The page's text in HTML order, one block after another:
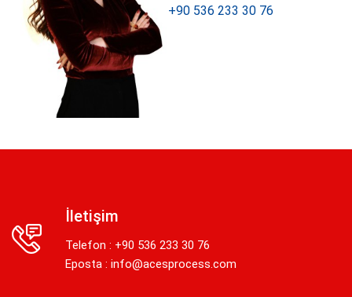
+90 536 233 30 76
İletişim
Telefon : +90 536 233 30 76
Eposta : info@acesprocess.com